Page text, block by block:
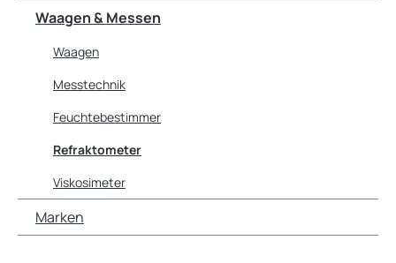
Waagen & Messen
Waagen
Messtechnik
Feuchtebestimmer
Refraktometer
Viskosimeter
Marken